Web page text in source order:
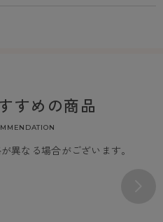
すめの商品
異なる場合がございます。